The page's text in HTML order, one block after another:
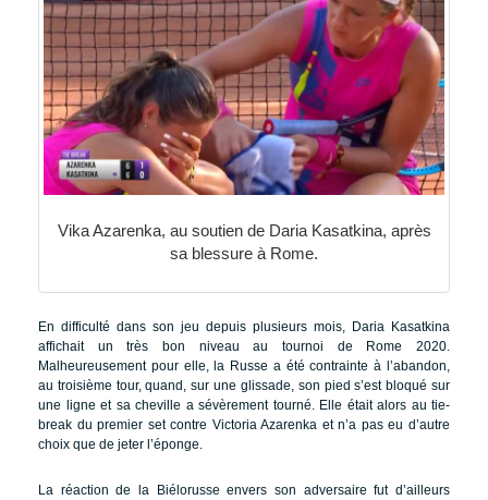
Vika Azarenka, au soutien de Daria Kasatkina, après
sa blessure à Rome.
En difficulté dans son jeu depuis plusieurs mois, Daria Kasatkina
affichait un très bon niveau au tournoi de Rome 2020.
Malheureusement pour elle, la Russe a été contrainte à l’abandon,
au troisième tour, quand, sur une glissade, son pied s’est bloqué sur
une ligne et sa cheville a sévèrement tourné. Elle était alors au tie-
break du premier set contre Victoria Azarenka et n’a pas eu d’autre
choix que de jeter l’éponge.
La réaction de la Biélorusse envers son adversaire fut d’ailleurs